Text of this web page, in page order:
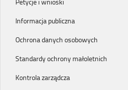
Informacja publiczna
Ochrona danych osobowych
Standardy ochrony małoletnich
Kontrola zarządcza